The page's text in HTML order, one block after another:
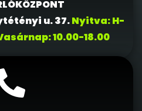
u. 37.Nyitva: H-
10.00-18.00